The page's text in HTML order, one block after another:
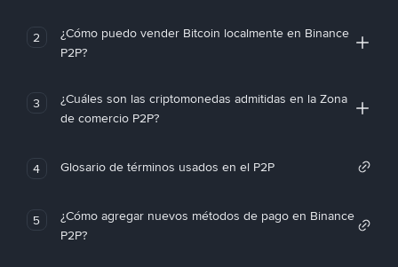
2
¿Cómo puedo vender Bitcoin localmente en Binance
P2P?
3
¿Cuáles son las criptomonedas admitidas en la Zona
de comercio P2P?
4 Glosario de términos usados en el P2P
5
¿Cómo agregar nuevos métodos de pago en Binance
P2P?